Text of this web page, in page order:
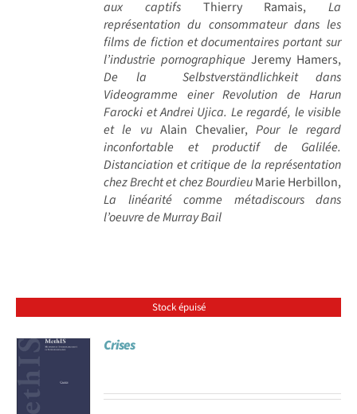
aux captifsThierry Ramais, La
représentation du consommateur dans les
films de fiction et documentaires portant sur
l’industrie pornographique Jeremy Hamers,
De la Selbstverständlichkeit dans
Videogramme einer Revolution de Harun
Farocki et Andrei Ujica. Le regardé, le visible
et le vuAlain Chevalier,Pour le regard
inconfortable et productif de Galilée.
Distanciation et critique de la représentation
chez Brecht et chez BourdieuMarie Herbillon,
La linéarité comme métadiscours dans
l’oeuvre de Murray Bail
Stock épuisé
Crises